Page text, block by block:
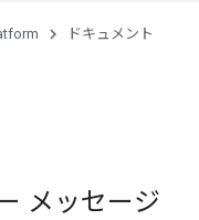
ドキュメント
メッセージ